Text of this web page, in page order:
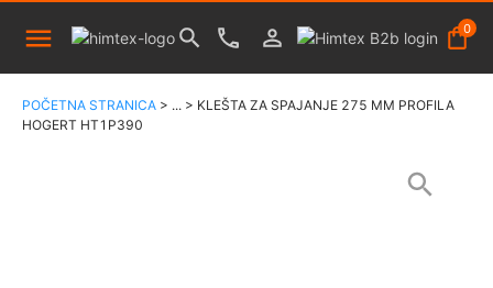
0
POČETNA STRANICA > ... > KLEŠTA ZA SPAJANJE 275 MM PROFILA
HOGERT HT1P390